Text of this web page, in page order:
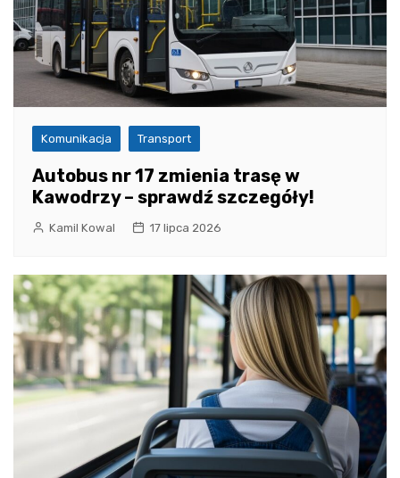
Komunikacja Transport
Autobus nr 17 zmienia trasę w
Kawodrzy – sprawdź szczegóły!
Kamil Kowal 17 lipca 2026